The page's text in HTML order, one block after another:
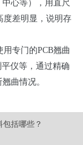
心等），用直尺
度差明显，说明存
专门的PCB翘曲
仪等，通过精确
曲情况。
括哪些？